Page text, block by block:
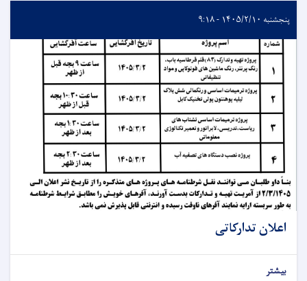
پنجشنبه ۱۴۰۵/۲/۱۰ - ۹:۱۸
اعلان تدارکاتی
بیشتر